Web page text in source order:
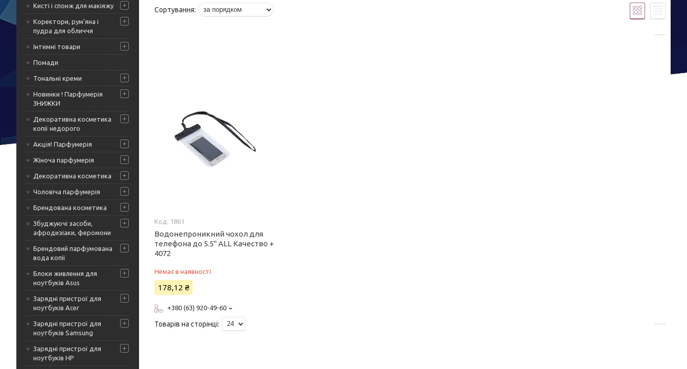
Кисті і спонж для макіяжу
Коректори, рум'яна і
пудра для обличчя
Інтимні товари
Помади
Тональні креми
Новинки ! Парфумерія
ЗНИЖКИ
Декоративна косметика
копії недорого
Акція! Парфумерія
Жіноча парфумерія
Декоративна косметика
Чоловіча парфумерія
Брендована косметика
Збуджуючі засоби,
афродизіаки, феромони
Брендовий парфумована
вода копії
Блоки живлення для
ноутбуків Asus
Зарядні пристрої для
ноутбуків Acer
Зарядні пристрої для
ноутбуків Samsung
Зарядні пристрої для
ноутбуків HP
1861
Водонепроникний чохол для
телефона до 5.5" ALL Качество +
4072
Немає в наявності
178,12 ₴
+380 (63) 920-49-60